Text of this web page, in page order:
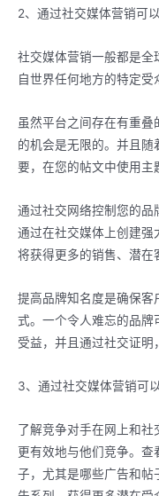
2、通过社交媒体营销可
社交媒体营销一般都是全
自世界任何地方的特定受
虽然平台之间存在有重
的机会是无限的。并且
要，在您的帖文中使用主
通过社交网络控制您的品
通过在社交媒体上创建强
将获得更多的销售、潜在
提高品牌知名度是确保客
式。一个令人难忘的品牌
受益，并且通过社交证明
3、通过社交媒体营销可
了解竞争对手在网上和社
更有效地与他们竞争。
子，尤其是哪些广告和帖